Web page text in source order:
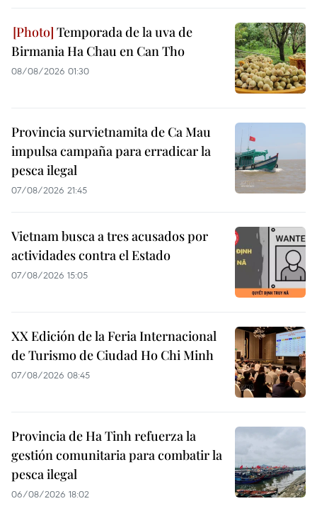
Temporada de la uva de
Birmania Ha Chau en Can Tho
08/08/2026 01:30
Provincia survietnamita de Ca Mau
impulsa campaña para erradicar la
pesca ilegal
07/08/2026 21:45
Vietnam busca a tres acusados por
actividades contra el Estado
07/08/2026 15:05
XX Edición de la Feria Internacional
de Turismo de Ciudad Ho Chi Minh
07/08/2026 08:45
Provincia de Ha Tinh refuerza la
gestión comunitaria para combatir la
pesca ilegal
06/08/2026 18:02